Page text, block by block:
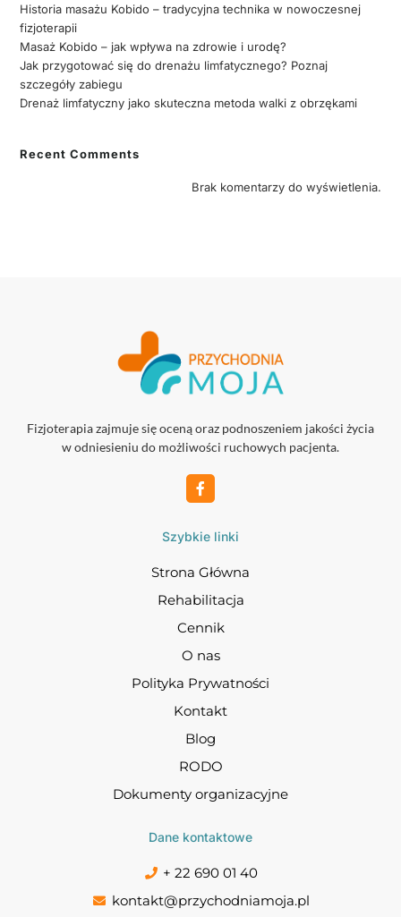
Historia masażu Kobido – tradycyjna technika w nowoczesnej
fizjoterapii
Masaż Kobido – jak wpływa na zdrowie i urodę?
Jak przygotować się do drenażu limfatycznego? Poznaj
szczegóły zabiegu
Drenaż limfatyczny jako skuteczna metoda walki z obrzękami
Recent Comments
Brak komentarzy do wyświetlenia.
Fizjoterapia zajmuje się oceną oraz podnoszeniem jakości życia
w odniesieniu do możliwości ruchowych pacjenta.
Szybkie linki
Strona Główna
Rehabilitacja
Cennik
O nas
Polityka Prywatności
Kontakt
Blog
RODO
Dokumenty organizacyjne
Dane kontaktowe
+ 22 690 01 40
kontakt@przychodniamoja.pl